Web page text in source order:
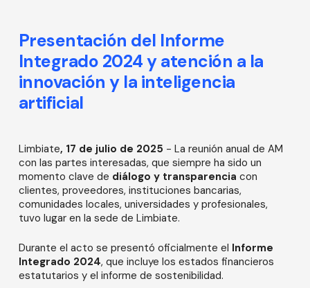
Presentación del Informe
Integrado 2024 y atención a la
innovación y la inteligencia
artificial
Limbiate, 17 de julio de 2025 - La reunión anual de AM
con las partes interesadas, que siempre ha sido un
momento clave de diálogo y transparencia con
clientes, proveedores, instituciones bancarias,
comunidades locales, universidades y profesionales,
tuvo lugar en la sede de Limbiate.
Durante el acto se presentó oficialmente el Informe
Integrado 2024, que incluye los estados financieros
estatutarios y el informe de sostenibilidad.